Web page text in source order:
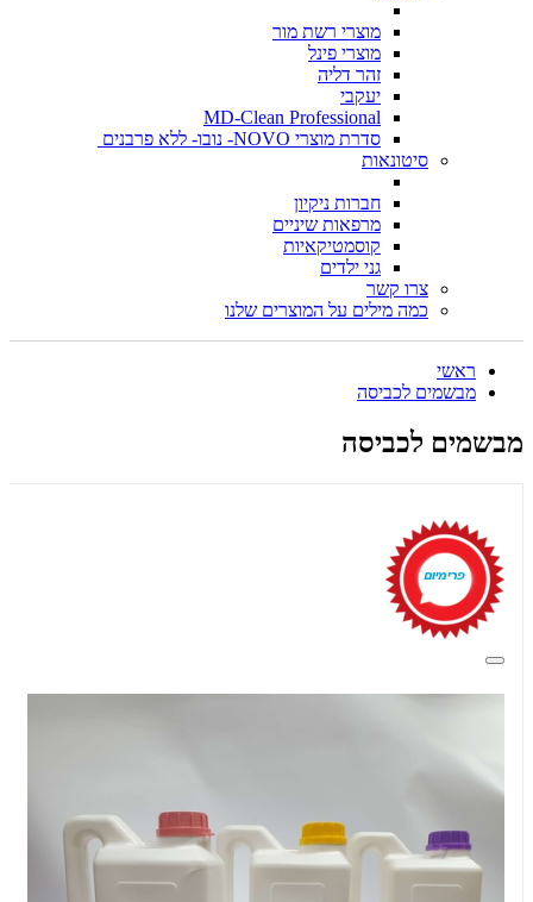
מוצרי רשת מור
מוצרי פינל
זהר דליה
יעקבי
MD-Clean Professional
סדרת מוצרי NOVO- נובו- ללא פרבנים
סיטונאות
חברות ניקיון
מרפאות שיניים
קוסמטיקאיות
גני ילדים
צרו קשר
כמה מילים על המוצרים שלנו
ראשי
מבשמים לכביסה
מבשמים לכביסה